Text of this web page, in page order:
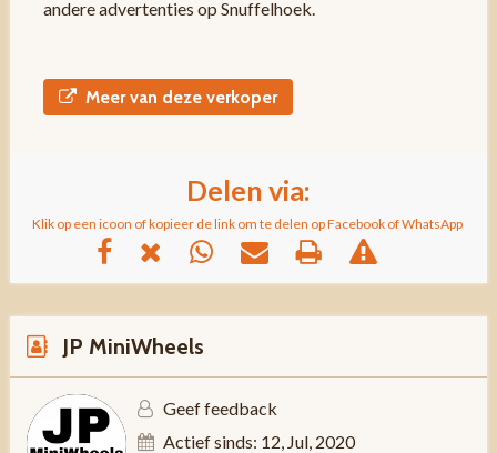
andere advertenties op Snuffelhoek.
Meer van deze verkoper
Delen via:
Klik op een icoon of kopieer de link om te delen op Facebook of WhatsApp
JP MiniWheels
Geef feedback
Actief sinds: 12, Jul, 2020